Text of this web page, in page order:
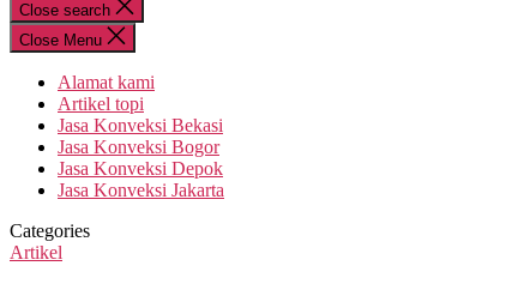
Close search
Close Menu
Alamat kami
Artikel topi
Jasa Konveksi Bekasi
Jasa Konveksi Bogor
Jasa Konveksi Depok
Jasa Konveksi Jakarta
Categories
Artikel